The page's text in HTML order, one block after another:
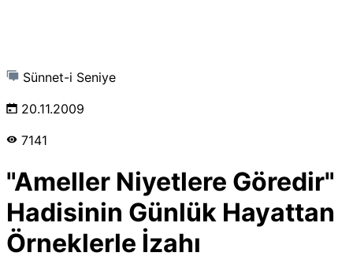
Sünnet-i Seniye
20.11.2009
7141
"Ameller Niyetlere Göredir"
Hadisinin Günlük Hayattan
Örneklerle İzahı